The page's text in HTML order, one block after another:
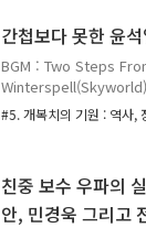
편이다. 지금 윤석열 대
용하는 유튜버들이 정
다. 이들의 활동한 결과
들일뿐이다. 대통령을
간첩보다 못한 윤
BGM : Two Steps
윤석열 대통령에 대한
소불위 절대권력자의
게까지 하지 않을 것이
적 스킬을 구사하여 자
#5. 개복치의 기원 : 역사,
친중 보수 우파의
안, 민경욱 그리고